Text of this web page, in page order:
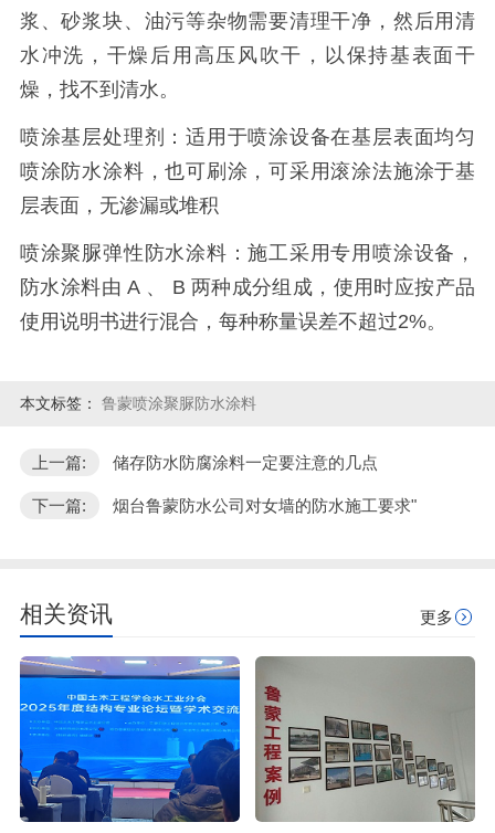
浆、砂浆块、油污等杂物需要清理干净，然后用清
水冲洗，干燥后用高压风吹干，以保持基表面干
燥，找不到清水。
喷涂基层处理剂：适用于喷涂设备在基层表面均匀
喷涂防水涂料，也可刷涂，可采用滚涂法施涂于基
层表面，无渗漏或堆积
喷涂聚脲弹性防水涂料：施工采用专用喷涂设备，
防水涂料由 A 、 B 两种成分组成，使用时应按产品
使用说明书进行混合，每种称量误差不超过2%。
本文标签： 鲁蒙喷涂聚脲防水涂料
上一篇: 储存防水防腐涂料一定要注意的几点
下一篇: 烟台鲁蒙防水公司对女墙的防水施工要求"
相关资讯 更多